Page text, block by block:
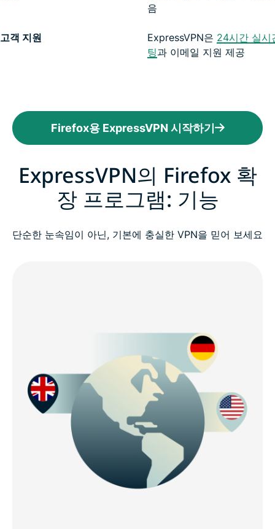
음
고객 지원 ExpressVPN은 24시간 실시
팅과 이메일 지원 제공
Firefox용 ExpressVPN 시작하기
ExpressVPN의 Firefox 확
장 프로그램: 기능
단순한 눈속임이 아닌, 기본에 충실한 VPN을 믿어 보세요